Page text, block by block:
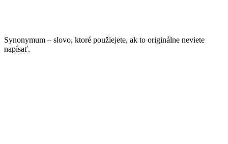
Synonymum – slovo, ktoré použiejete, ak to originálne neviete
napísať.